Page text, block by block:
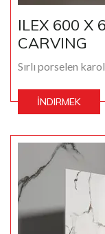
ILEX 600 X
CARVING
Sırlı porselen
İNDIRMEK